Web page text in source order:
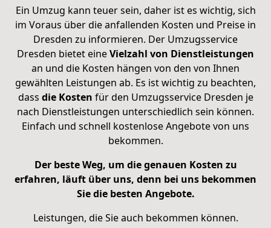
Ein Umzug kann teuer sein, daher ist es wichtig, sich
im Voraus über die anfallenden Kosten und Preise in
Dresden zu informieren. Der Umzugsservice
Dresden bietet eineVielzahl von Dienstleistungen
an und die Kosten hängen von den von Ihnen
gewählten Leistungen ab. Es ist wichtig zu beachten,
dass die Kosten für den Umzugsservice Dresden je
nach Dienstleistungen unterschiedlich sein können.
Einfach und schnell kostenlose Angebote von uns
bekommen.
Der beste Weg, um die genauen Kosten zu
erfahren, läuft über uns, denn bei uns bekommen
Sie die besten Angebote.
Leistungen, die Sie auch bekommen können.